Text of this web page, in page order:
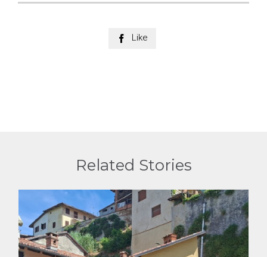
 Like
Related Stories